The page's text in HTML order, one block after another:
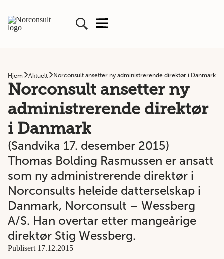
Hjem Aktuelt Norconsult ansetter ny administrerende direktør i Danmark
Norconsult ansetter ny
administrerende direktør
i Danmark
(Sandvika 17. desember 2015)
Thomas Bolding Rasmussen er ansatt
som ny administrerende direktør i
Norconsults heleide datterselskap i
Danmark, Norconsult – Wessberg
A/S. Han overtar etter mangeårige
direktør Stig Wessberg.
Publisert 17.12.2015